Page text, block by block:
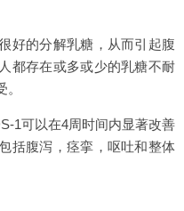
好的分解乳糖，从而引起腹
都存在或多或少的乳糖不耐
1可以在4周时间内显著改善
括腹泻，痉挛，呕吐和整体